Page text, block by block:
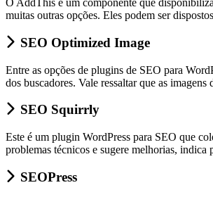
O AddThis é um componente que
muitas outras opções. Eles podem ser
SEO Optimized Image
Entre as opções de plugins de SEO para
dos buscadores. Vale ressaltar que as imagens
SEO Squirrly
Este é um plugin WordPress para SEO que
problemas técnicos e sugere melhorias, indica
SEOPress